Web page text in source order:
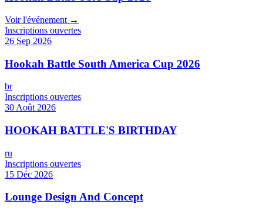
Voir l'événement →
Inscriptions ouvertes
26 Sep 2026
Hookah Battle South America Cup 2026
br
Inscriptions ouvertes
30 Août 2026
HOOKAH BATTLE'S BIRTHDAY
ru
Inscriptions ouvertes
15 Déc 2026
Lounge Design And Concept